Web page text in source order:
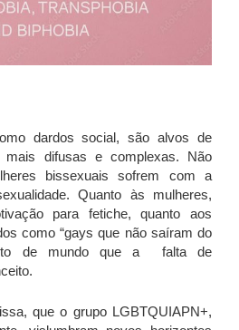
dardos social, são alvos de
mais difusas e complexas. Não
bissexuais sofrem com a
Quanto às mulheres,
para fetiche, quanto aos
como “gays que não saíram do
de mundo que a falta de
que o grupo LGBTQUIAPN+,